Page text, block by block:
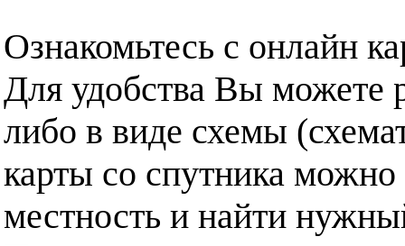
Ознакомьтесь с онлайн
Для удобства Вы можете
либо в виде схемы
карты со спутника можно
местность и найти